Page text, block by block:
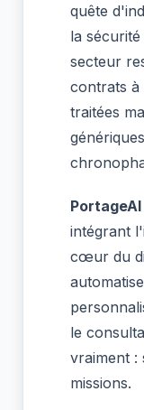
quête
la
secteur
contrats à
traitées
intégrant
cœur du
le
vraiment :
missions.